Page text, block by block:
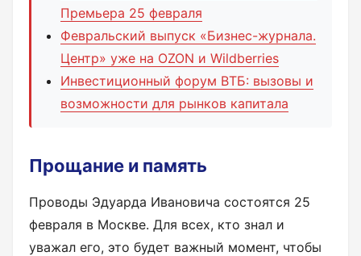
Премьера 25 февраля
Февральский выпуск «Бизнес-журнала.
Центр» уже на OZON и Wildberries
Инвестиционный форум ВТБ: вызовы и
возможности для рынков капитала
Прощание и память
Проводы Эдуарда Ивановича состоятся 25
февраля в Москве. Для всех, кто знал и
уважал его, это будет важный момент, чтобы